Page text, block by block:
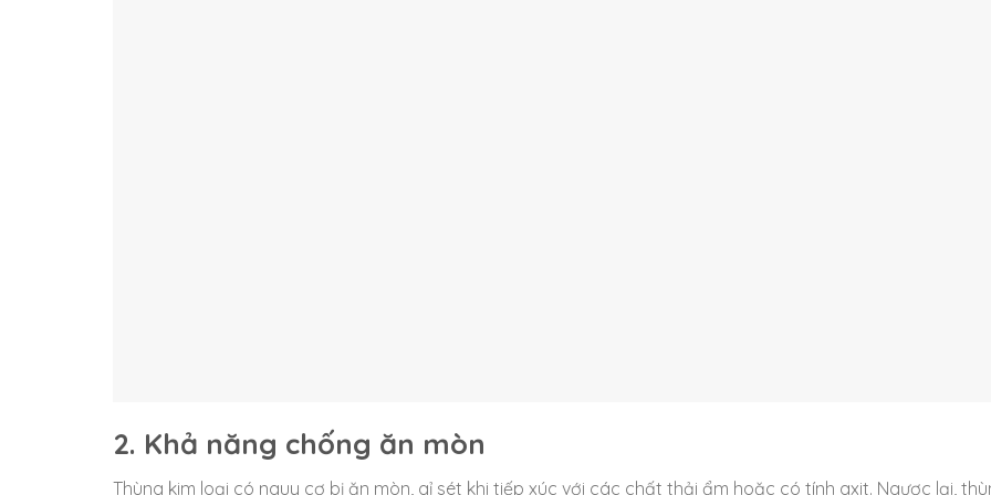
2. Khả năng chống ăn mòn
Thùng kim loại có nguy cơ bị ăn mòn, gỉ sét khi tiếp xúc với các chất thải ẩm hoặc có tính axit. Ngược lại,